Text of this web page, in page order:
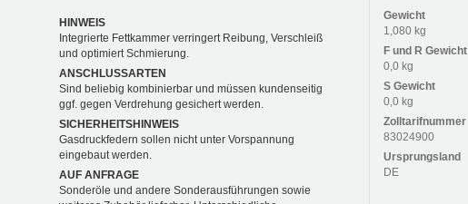
HINWEIS
Integrierte Fettkammer verringert Reibung, Verschleiß
und optimiert Schmierung.
ANSCHLUSSARTEN
Sind beliebig kombinierbar und müssen kundenseitig
ggf. gegen Verdrehung gesichert werden.
SICHERHEITSHINWEIS
Gasdruckfedern sollen nicht unter Vorspannung
eingebaut werden.
AUF ANFRAGE
Sonderöle und andere Sonderausführungen sowie
Gewicht
1,080 kg
F und R Gewicht
0,0 kg
S Gewicht
0,0 kg
Zolltarifnummer
83024900
Ursprungsland
DE